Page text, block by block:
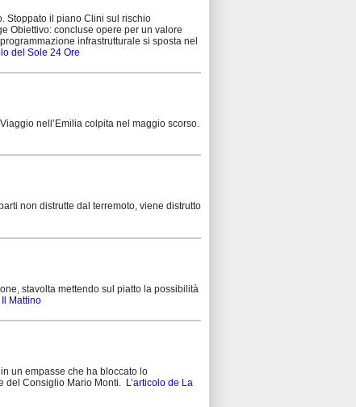
Stoppato il piano Clini sul rischio
Obiettivo: concluse opere per un valore
infrastrutturale si sposta nel
del Sole 24 Ore
nell’Emilia colpita nel maggio scorso.
non distrutte dal terremoto, viene distrutto
stavolta mettendo sul piatto la possibilità
Il Mattino
un empasse che ha bloccato lo
del Consiglio Mario Monti. L’articolo de La